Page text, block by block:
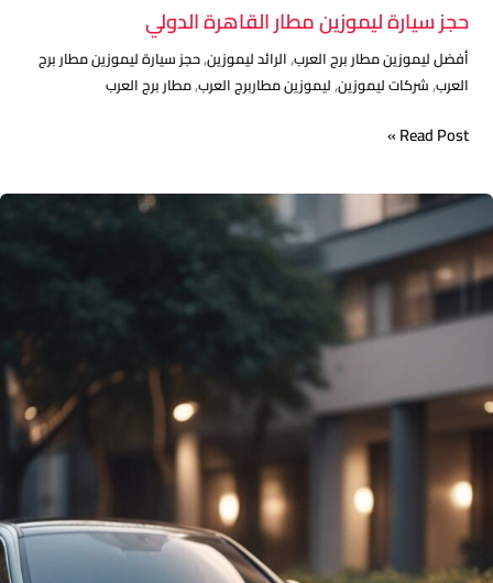
حجز سيارة ليموزين مطار القاهرة الدولي
أفضل ليموزين مطار برج العرب,الرائد ليموزين,حجز سيارة ليموزين مطار برج
العرب,شركات ليموزين,ليموزين مطاربرج العرب,مطار برج العرب
Read Post »
أرقام
ليموزين
مطار
برج
العرب